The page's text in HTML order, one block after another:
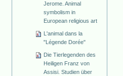
Jerome. Animal
symbolism in
European religious art
L'animal dans la
"Légende Dorée"
Die Tierlegenden des
Heiligen Franz von
Assisi. Studien über